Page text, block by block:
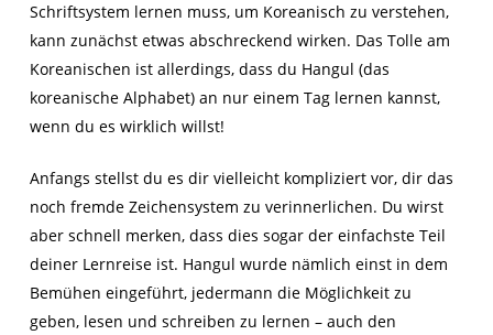
Schriftsystem lernen muss, um Koreanisch zu verstehen,
kann zunächst etwas abschreckend wirken. Das Tolle am
Koreanischen ist allerdings, dass du Hangul (das
koreanische Alphabet) an nur einem Tag lernen kannst,
wenn du es wirklich willst!
Anfangs stellst du es dir vielleicht kompliziert vor, dir das
noch fremde Zeichensystem zu verinnerlichen. Du wirst
aber schnell merken, dass dies sogar der einfachste Teil
deiner Lernreise ist. Hangul wurde nämlich einst in dem
Bemühen eingeführt, jedermann die Möglichkeit zu
geben, lesen und schreiben zu lernen – auch den